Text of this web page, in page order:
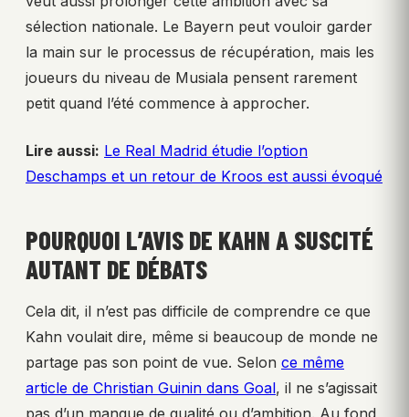
sélection nationale. Le Bayern peut vouloir garder
la main sur le processus de récupération, mais les
joueurs du niveau de Musiala pensent rarement
petit quand l’été commence à approcher.
Lire aussi: Le Real Madrid étudie l’option
Deschamps et un retour de Kroos est aussi évoqué
POURQUOI L’AVIS DE KAHN A SUSCITÉ
AUTANT DE DÉBATS
Cela dit, il n’est pas difficile de comprendre ce que
Kahn voulait dire, même si beaucoup de monde ne
partage pas son point de vue. Selon ce même
article de Christian Guinin dans Goal, il ne s’agissait